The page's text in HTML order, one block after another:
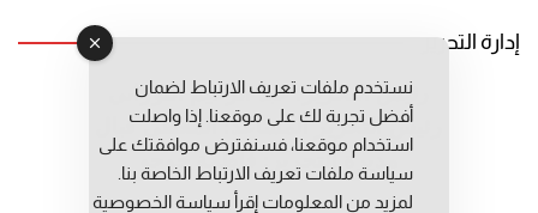
إدارة التحرير
رئيس التحرير: عبد الرحيم التوراني
رئيس التحرير المساعد: المعطي قبال
مديرة التحرير: فاطمة حوحو
نستخدم ملفات تعريف الارتباط لضمان
أفضل تجربة لك على موقعنا. إذا واصلت
استخدام موقعنا، فسنفترض موافقتك على
سياسة ملفات تعريف الارتباط الخاصة بنا.
لمزيد من المعلومات إقرأ سياسة الخصوصية